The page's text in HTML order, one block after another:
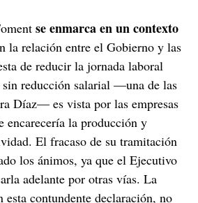
se enmarca en un contexto
la relación entre el Gobierno y las
de reducir la jornada laboral
sin reducción salarial —una de las
Díaz— es vista por las empresas
encarecería la producción y
El fracaso de su tramitación
los ánimos, ya que el Ejecutivo
adelante por otras vías. La
esta contundente declaración, no